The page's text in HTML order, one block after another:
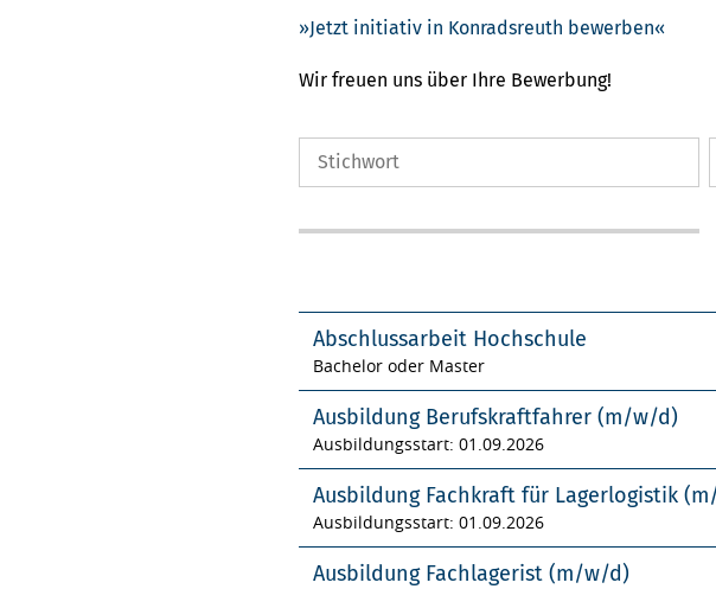
Jetzt initiativ in Konradsreuth bewerben
Wir freuen uns über Ihre Bewerbung!
Abschlussarbeit Hochschule
Bachelor oder Master
Ausbildung Berufskraftfahrer (m/w/d)
Ausbildungsstart: 01.09.2026
Ausbildung Fachkraft für Lagerlogistik
Ausbildungsstart: 01.09.2026
Ausbildung Fachlagerist (m/w/d)